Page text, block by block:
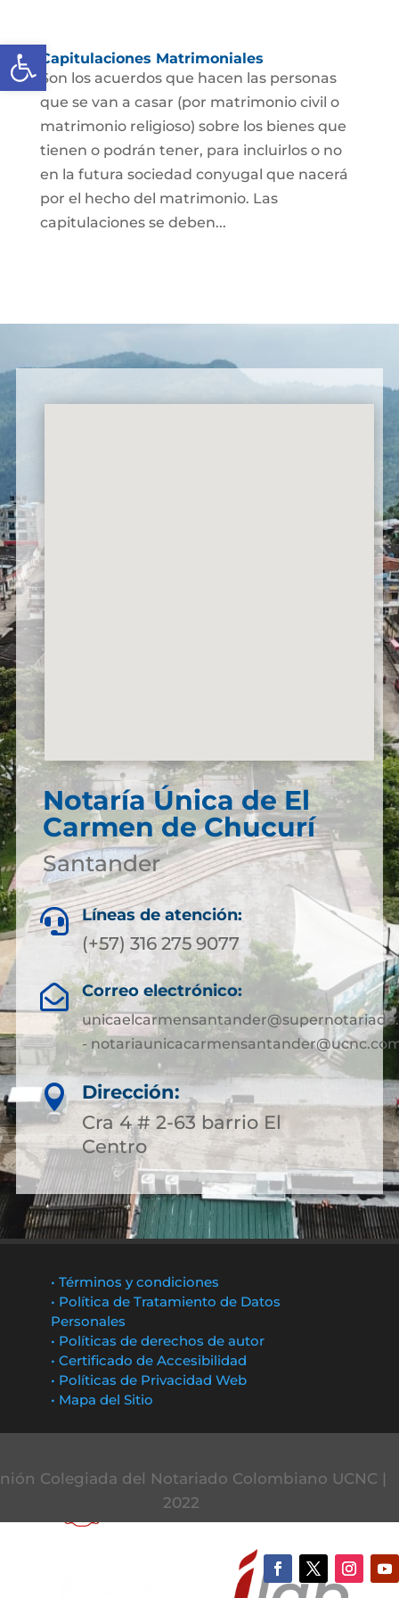
Abrir barra de herramientas
Capitulaciones Matrimoniales
Son los acuerdos que hacen las personas
que se van a casar (por matrimonio civil o
matrimonio religioso) sobre los bienes que
tienen o podrán tener, para incluirlos o no
en la futura sociedad conyugal que nacerá
por el hecho del matrimonio. Las
capitulaciones se deben...
Notaría Única de El
Carmen de Chucurí
Santander
 Líneas de atención:
(+57) 316 275 9077
 Correo electrónico:
-

Dirección:
Cra 4 # 2-63 barrio El
Centro
• Términos y condiciones
• Política de Tratamiento de Datos
Personales
• Políticas de derechos de autor
• Certificado de Accesibilidad
• Políticas de Privacidad Web
• Mapa del Sitio
Colegiada del Notariado Colombiano UCNC |
2022